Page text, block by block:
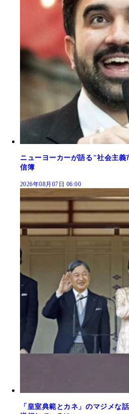
ニューヨーカーが語る"社会主
信簿
2026年08月07日 06:00
「皇室典範とカネ」のマジメな